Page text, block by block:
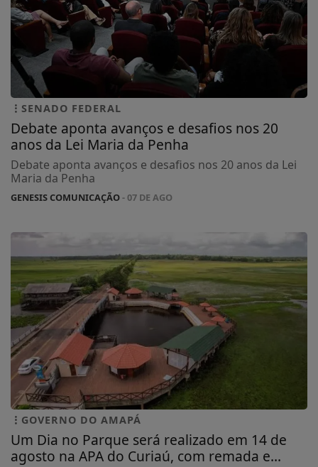
SENADO FEDERAL
Debate aponta avanços e desafios nos 20
anos da Lei Maria da Penha
Debate aponta avanços e desafios nos 20 anos da Lei
Maria da Penha
GENESIS COMUNICAÇÃO- 07 DE AGO
GOVERNO DO AMAPÁ
Um Dia no Parque será realizado em 14 de
agosto na APA do Curiaú, com remada e...